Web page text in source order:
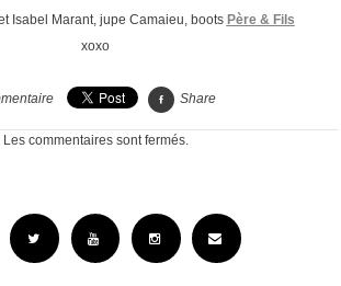
Isabel Marant, jupe Camaieu, boots Père & Fils
xoxo
Share
Les commentaires sont fermés.